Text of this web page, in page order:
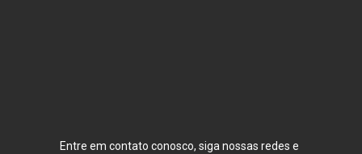
Entre em contato conosco, siga nossas redes e